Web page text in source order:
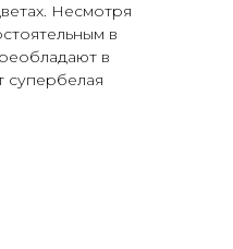
Несмотря
в
в
супербелая